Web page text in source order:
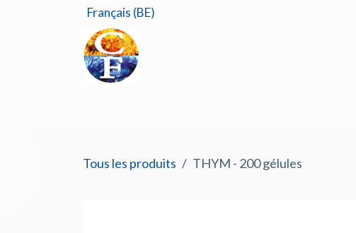
Se rendre au contenu
Français (BE)
Tous les produits THYM - 200 gélules